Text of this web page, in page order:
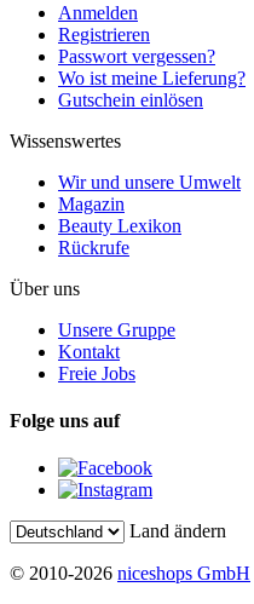
Anmelden
Registrieren
Passwort vergessen?
Wo ist meine Lieferung?
Gutschein einlösen
Wissenswertes
Wir und unsere Umwelt
Magazin
Beauty Lexikon
Rückrufe
Über uns
Unsere Gruppe
Kontakt
Freie Jobs
Folge uns auf
Land ändern
© 2010-2026 niceshops GmbH